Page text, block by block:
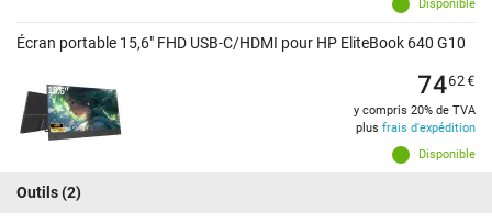
Disponible
Écran portable 15,6" FHD USB-C/HDMI pour HP EliteBook 640 G10
Disponible
7462€
y compris 20% de TVA
plus frais d'expédition
Outils(2)